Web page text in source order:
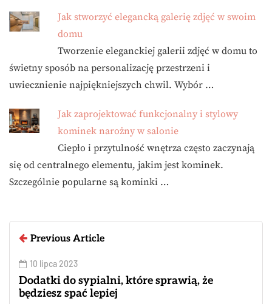
Jak stworzyć elegancką galerię zdjęć w swoim
domu
Tworzenie eleganckiej galerii zdjęć w domu to
świetny sposób na personalizację przestrzeni i
uwiecznienie najpiękniejszych chwil. Wybór …
Jak zaprojektować funkcjonalny i stylowy
kominek narożny w salonie
Ciepło i przytulność wnętrza często zaczynają
się od centralnego elementu, jakim jest kominek.
Szczególnie popularne są kominki …
Previous Article
10 lipca 2023
Dodatki do sypialni, które sprawią, że
będziesz spać lepiej